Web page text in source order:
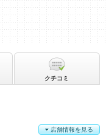
店舗情報を見る
クチコミ